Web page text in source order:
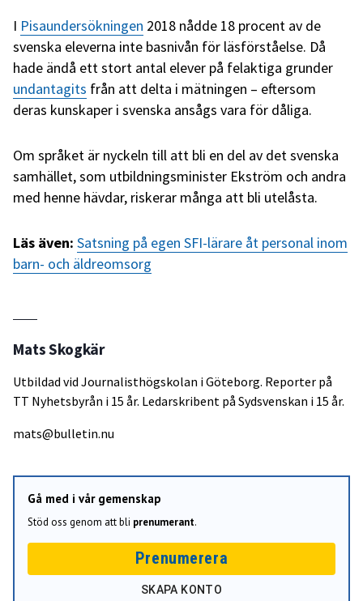
I Pisaundersökningen 2018 nådde 18 procent av de
svenska eleverna inte basnivån för läsförståelse. Då
hade ändå ett stort antal elever på felaktiga grunder
undantagits från att delta i mätningen – eftersom
deras kunskaper i svenska ansågs vara för dåliga.
Om språket är nyckeln till att bli en del av det svenska
samhället, som utbildningsminister Ekström och andra
med henne hävdar, riskerar många att bli utelåsta.
Läs även: Satsning på egen SFI-lärare åt personal inom
barn- och äldreomsorg
Mats Skogkär
Utbildad vid Journalisthögskolan i Göteborg. Reporter på
TT Nyhetsbyrån i 15 år. Ledarskribent på Sydsvenskan i 15 år.
mats@bulletin.nu
Gå med i vår gemenskap
Stöd oss genom att bli prenumerant.
Prenumerera
SKAPA KONTO